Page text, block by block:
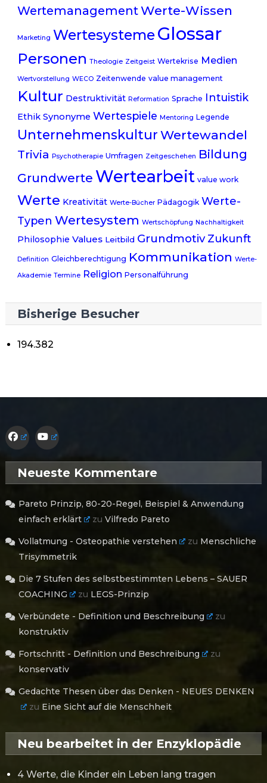
WertemanagementWerte-Wissen
Marketing WertesystemeGlossar
Personen Theologie Zeitgeist Wertekrise Medien
Wertvorstellung WECO Zeitenwende value management
Kultur Destruktivität Reformation Sprache Intuistik
Ethik Synonyme Wertespiele Mentoring Legende
Unternehmenskultur Wertewandel
Trivia Psychotherapie Umfragen Zeitgeschehen Bildung
Grundwerte Wertearbeit value work
Werte Kreativität Werte-Bücher Pädagogik Werte-
Typen Wertesystem Wertschöpfung Nachhaltigkeit
Philosophie Values Leitbild Grundmotiv Zukunft
Definition Gleichberechtigung Kommunikation Werte-
Akademie Termine Religion Personalführung
Bisherige Besucher
194.382
Neueste Kommentare
Pareto Prinzip, 80-20-Regel, Beispiel & Anwendung
einfach erklärt
zuVilfredo Pareto
Vollatmung - Osteopathie verstehen zu Menschliche
Trisymmetrik
Die 7 Stufen des selbstbestimmten Lebens – SAUER
COACHING
zu LEGS-Prinzip
Verbündete - Definition und Beschreibung
zu
konstruktiv
Fortschritt - Definition und Beschreibung
zu
konservativ
Gedachte Thesen über das Denken - NEUES DENKEN
zu Eine Sicht auf die Menschheit
Neu bearbeitet in der Enzyklopädie
4 Werte, die Kinder ein Leben lang tragen